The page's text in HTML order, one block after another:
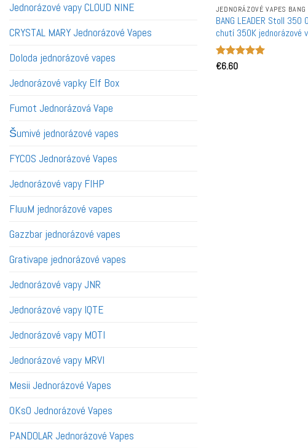
Jednorázové vapy CLOUD NINE
CRYSTAL MARY Jednorázové Vapes
Doloda jednorázové vapes
Jednorázové vapky Elf Box
Fumot Jednorázová Vape
Šumivé jednorázové vapes
FYCOS Jednorázové Vapes
Jednorázové vapy FIHP
FluuM jednorázové vapes
Gazzbar jednorázové vapes
Grativape jednorázové vapes
Jednorázové vapy JNR
Jednorázové vapy IQTE
Jednorázové vapy MOTI
Jednorázové vapy MRVI
Mesii Jednorázové Vapes
OKsO Jednorázové Vapes
PANDOLAR Jednorázové Vapes
JEDNORÁZOVÉ VAPES BANG
BANG LEADER Stoll
chutí 350K jednorázové
ve větším množství
Hodnocení
€6.60